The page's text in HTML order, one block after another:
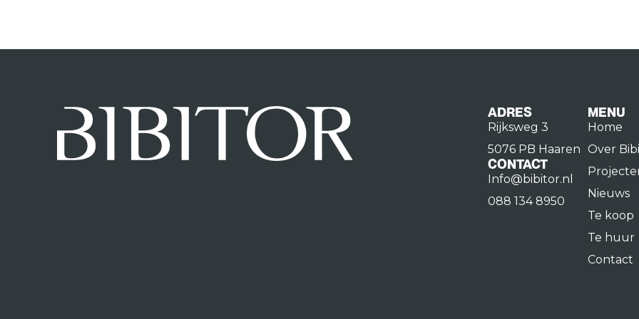
ADRES
Rijksweg 3
5076 PB Haaren
CONTACT
Info@bibitor.nl
088 134 8950
MENU
Home
Over
Nieuws
Te koop
Te huur
Contact